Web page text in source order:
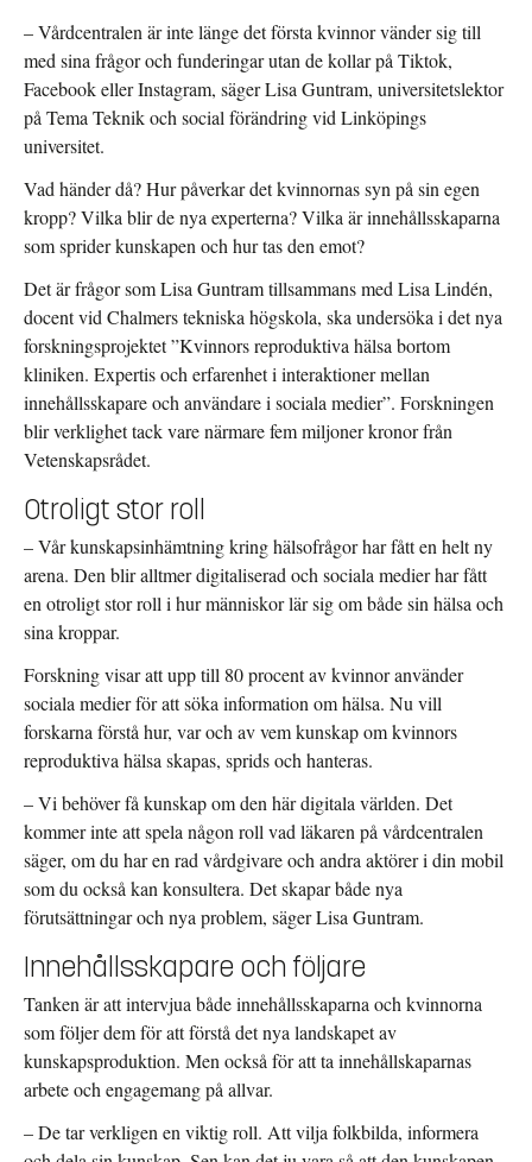
– Vårdcentralen är inte länge det första kvinnor vänder sig till
med sina frågor och funderingar utan de kollar på Tiktok,
Facebook eller Instagram, säger Lisa Guntram, universitetslektor
på Tema Teknik och social förändring vid Linköpings
universitet.
Vad händer då? Hur påverkar det kvinnornas syn på sin egen
kropp? Vilka blir de nya experterna? Vilka är innehållsskaparna
som sprider kunskapen och hur tas den emot?
Det är frågor som Lisa Guntram tillsammans med Lisa Lindén,
docent vid Chalmers tekniska högskola, ska undersöka i det nya
forskningsprojektet ”Kvinnors reproduktiva hälsa bortom
kliniken. Expertis och erfarenhet i interaktioner mellan
innehållsskapare och användare i sociala medier”. Forskningen
blir verklighet tack vare närmare fem miljoner kronor från
Vetenskapsrådet.
Otroligt stor roll
– Vår kunskapsinhämtning kring hälsofrågor har fått en helt ny
arena. Den blir alltmer digitaliserad och sociala medier har fått
en otroligt stor roll i hur människor lär sig om både sin hälsa och
sina kroppar.
Forskning visar att upp till 80 procent av kvinnor använder
sociala medier för att söka information om hälsa. Nu vill
forskarna förstå hur, var och av vem kunskap om kvinnors
reproduktiva hälsa skapas, sprids och hanteras.
– Vi behöver få kunskap om den här digitala världen. Det
kommer inte att spela någon roll vad läkaren på vårdcentralen
säger, om du har en rad vårdgivare och andra aktörer i din mobil
som du också kan konsultera. Det skapar både nya
förutsättningar och nya problem, säger Lisa Guntram.
Innehållsskapare och följare
Tanken är att intervjua både innehållsskaparna och kvinnorna
som följer dem för att förstå det nya landskapet av
kunskapsproduktion. Men också för att ta innehållskaparnas
arbete och engagemang på allvar.
– De tar verkligen en viktig roll. Att vilja folkbilda, informera